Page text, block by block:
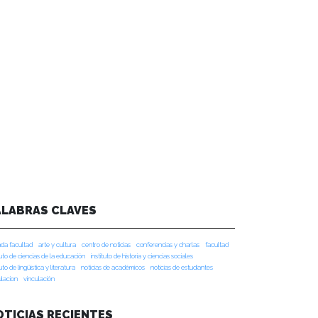
CLAVES
facultad arte y cultura centro de noticias conferencias y charlas
facultad
de ciencias de la educación
instituto de historia y ciencias sociales
de lingüística y literatura
noticias de académicos
noticias de estudiantes
vinculación
RECIENTES